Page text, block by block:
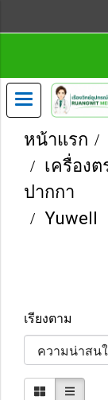
หน้าแรก
เครื่อง
ปากกา
Yuwell
เรียงตาม